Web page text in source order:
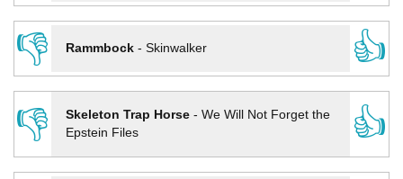
👎
Rammbock- Skinwalker
👍
👎
Skeleton Trap Horse- We Will Not Forget the
Epstein Files
👍